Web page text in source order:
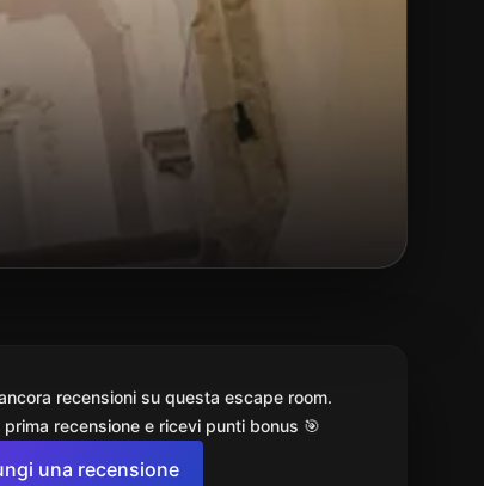
recensioni su questa escape room.
prima recensione e ricevi punti bonus 🎯
una recensione